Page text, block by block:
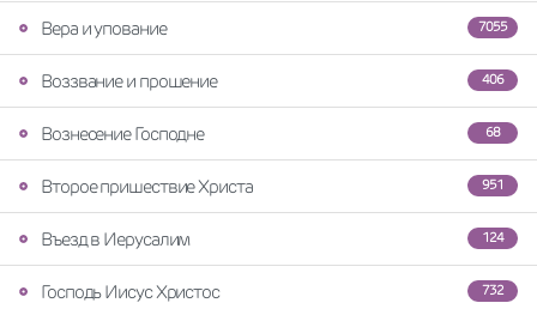
7055
Вера и упование
406
Воззвание и прошение
68
Вознесение Господне
951
Второе пришествие Христа
124
Въезд в Иерусалим
732
Господь Иисус Христос